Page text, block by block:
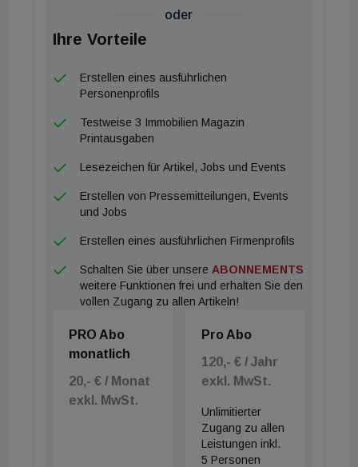
oder
Ihre Vorteile
Erstellen eines ausführlichen
Personenprofils
Testweise 3 Immobilien Magazin
Printausgaben
Lesezeichen für Artikel, Jobs und Events
Erstellen von Pressemitteilungen, Events
und Jobs
Erstellen eines ausführlichen Firmenprofils
Schalten Sie über unsere ABONNEMENTS
weitere Funktionen frei und erhalten Sie den
vollen Zugang zu allen Artikeln!
PRO Abo
monatlich
20,- € / Monat
exkl. MwSt.
Pro Abo
120,- € / Jahr
exkl. MwSt.
Unlimitierter
Zugang zu allen
Leistungen inkl.
5 Personen